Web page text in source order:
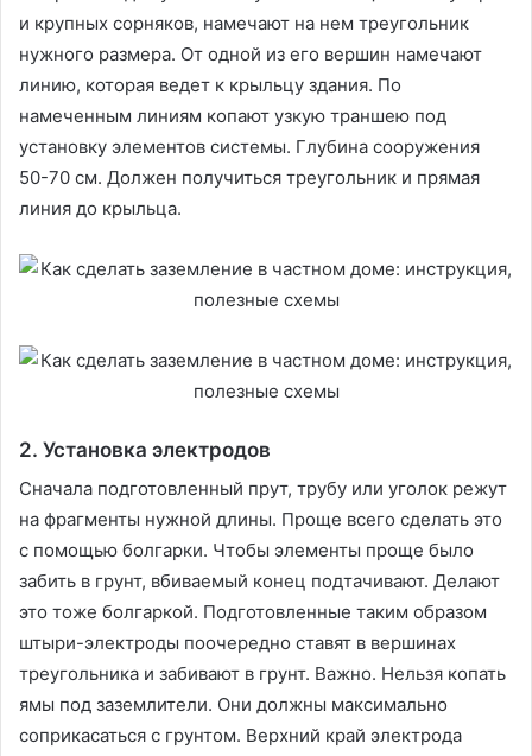
и крупных сорняков, намечают на нем треугольник
нужного размера. От одной из его вершин намечают
линию, которая ведет к крыльцу здания. По
намеченным линиям копают узкую траншею под
установку элементов системы. Глубина сооружения
50-70 см. Должен получиться треугольник и прямая
линия до крыльца.
2. Установка электродов
Сначала подготовленный прут, трубу или уголок режут
на фрагменты нужной длины. Проще всего сделать это
с помощью болгарки. Чтобы элементы проще было
забить в грунт, вбиваемый конец подтачивают. Делают
это тоже болгаркой. Подготовленные таким образом
штыри-электроды поочередно ставят в вершинах
треугольника и забивают в грунт. Важно. Нельзя копать
ямы под заземлители. Они должны максимально
соприкасаться с грунтом. Верхний край электрода